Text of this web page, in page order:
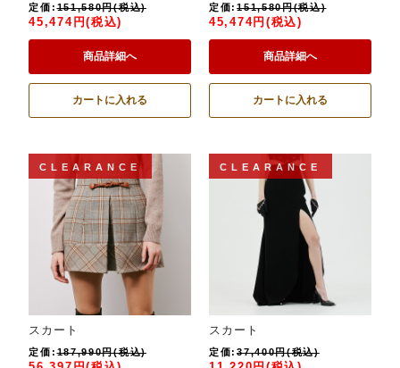
定価:151,580円(税込)
45,474円(税込)
商品詳細へ
カートに入れる
定価:151,580円(税込)
45,474円(税込)
商品詳細へ
カートに入れる
CLEARANCE
スカート
定価:187,990円(税込)
CLEARANCE
スカート
定価:37,400円(税込)